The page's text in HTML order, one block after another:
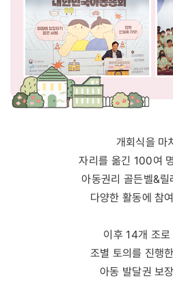
개회식을 마
자리를 옮긴 100여
아동권리 골든벨&릴
다양한 활동에 참
이후 14개 조로
조별 토의를 진행
아동 발달권 보